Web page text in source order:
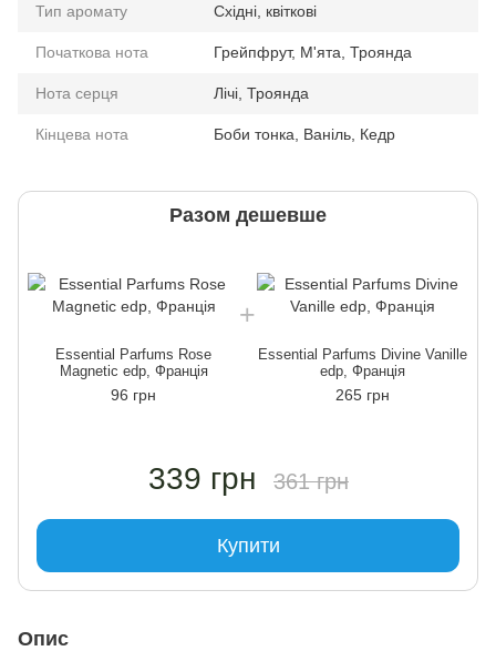
Тип аромату Східні, квіткові
Початкова нота Грейпфрут, М'ята, Троянда
Нота серця Лічі, Троянда
Кінцева нота Боби тонка, Ваніль, Кедр
Разом дешевше
Essential Parfums Rose
Magnetic edp, Франція
96 грн
Essential Parfums Divine Vanille
edp, Франція
265 грн
339 грн 361 грн
Купити
Опис